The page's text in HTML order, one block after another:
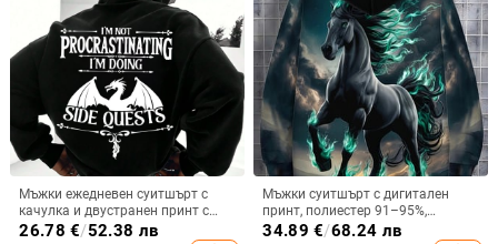
Мъжки ежедневен суитшърт с
качулка и двустранен принт с
кола, Milk Silk плат, есен 2024.
26.78 €/52.38 лв
Мъжки суитшърт с дигитален
принт, полиестер 91–95%,
качулка, цип, свободна кройка
34.89 €/68.24 лв